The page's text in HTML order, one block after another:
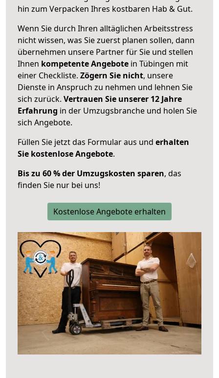
hin zum Verpacken Ihres kostbaren Hab & Gut.
Wenn Sie durch Ihren alltäglichen Arbeitsstress
nicht wissen, was Sie zuerst planen sollen, dann
übernehmen unsere Partner für Sie und stellen
Ihnen kompetente Angebote in Tübingen mit
einer Checkliste. Zögern Sie nicht, unsere
Dienste in Anspruch zu nehmen und lehnen Sie
sich zurück. Vertrauen Sie unserer 12 Jahre
Erfahrung in der Umzugsbranche und holen Sie
sich Angebote.
Füllen Sie jetzt das Formular aus und erhalten
Sie kostenlose Angebote.
Bis zu 60 % der Umzugskosten sparen, das
finden Sie nur bei uns!
Kostenlose Angebote erhalten